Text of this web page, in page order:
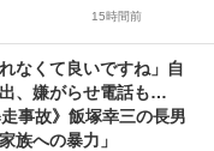
15時間前
なくて良いですね」自
、嫌がらせ電話も…
事故》飯塚幸三の長男
族への暴力」